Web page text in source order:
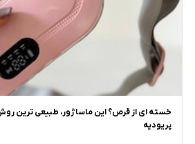
خسته ای از قرص؟ این ماساژور، طبیعی ترین
پریودیه